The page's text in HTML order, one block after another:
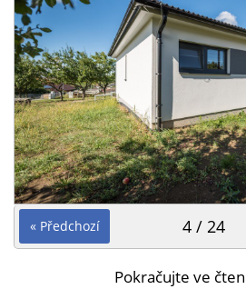
« Předchozí 4 / 24
Pokračujte ve